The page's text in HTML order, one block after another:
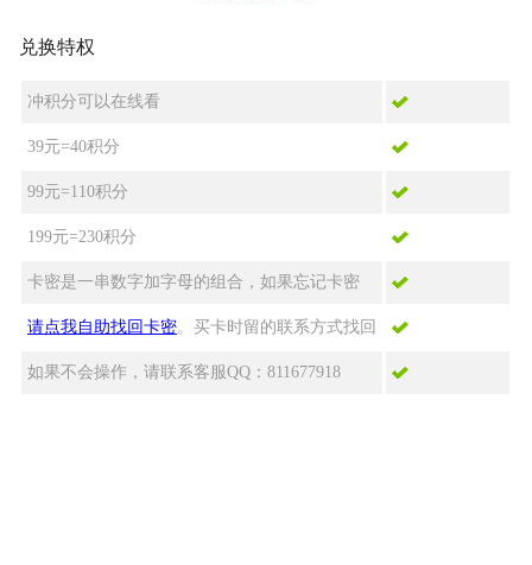
兑换特权
冲积分可以在线看
39元=40积分
99元=110积分
199元=230积分
卡密是一串数字加字母的组合，如果忘记卡密
请点我自助找回卡密。买卡时留的联系方式找回
如果不会操作，请联系客服QQ：811677918